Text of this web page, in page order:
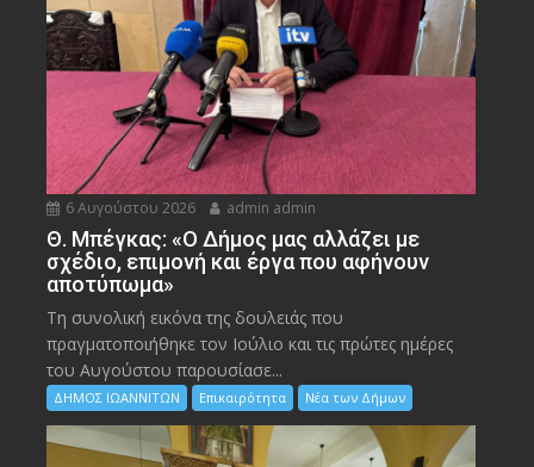
6 Αυγούστου 2026 admin admin
Θ. Μπέγκας: «Ο Δήμος μας αλλάζει με
σχέδιο, επιμονή και έργα που αφήνουν
αποτύπωμα»
Τη συνολική εικόνα της δουλειάς που
πραγματοποιήθηκε τον Ιούλιο και τις πρώτες ημέρες
του Αυγούστου παρουσίασε...
ΔΗΜΟΣ ΙΩΑΝΝΙΤΩΝ Επικαιρότητα Νέα των Δήμων